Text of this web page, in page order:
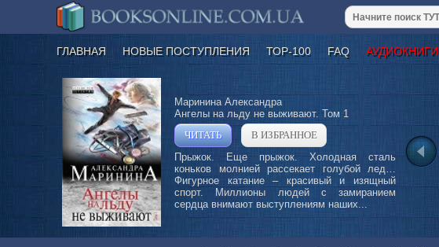
ГЛАВНАЯ НОВЫЕ ПОСТУПЛЕНИЯ ТОР-100 FAQ АУДИОКНИГИ
Маринина Александра
Ангелы на льду не выживают. Том 1
ЧИТАТЬ
В ИЗБРАННОЕ
Прыжок. Еще прыжок. Холодная сталь
коньков молнией рассекает голубой лед…
Фигурное катание – красивый и изящный
спорт. Миллионы людей с замиранием
сердца внимают выступлениям наших...